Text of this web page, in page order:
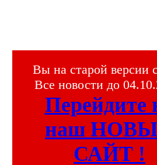
Вы на старой версии
Все новости до
Перейдите
наш
САЙТ !